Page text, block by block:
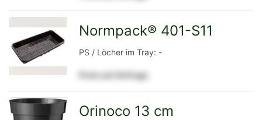
Detailseite
Detailseite
Normpack® 401-S11
PS / Löcher im Tray: -
Preis auf Anfrage
Orinoco 13 cm